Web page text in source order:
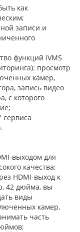
как
записи и
функций iVMS
просмотр
камер,
запись видео
с которого
сервиса
выходом для
качества;
HDMI-выход к
42 дюйма, вы
виды
камер,
часть